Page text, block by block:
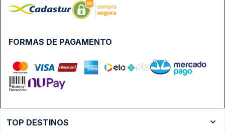
FORMAS DE PAGAMENTO
TOP DESTINOS